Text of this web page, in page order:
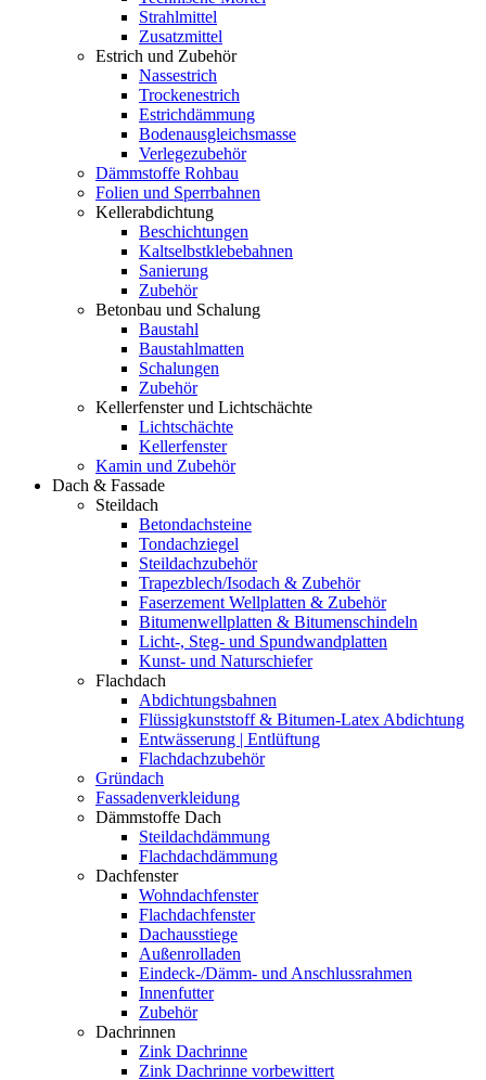
Strahlmittel
Zusatzmittel
Estrich und Zubehör
Nassestrich
Trockenestrich
Estrichdämmung
Bodenausgleichsmasse
Verlegezubehör
Dämmstoffe Rohbau
Folien und Sperrbahnen
Kellerabdichtung
Beschichtungen
Kaltselbstklebebahnen
Sanierung
Zubehör
Betonbau und Schalung
Baustahl
Baustahlmatten
Schalungen
Zubehör
Kellerfenster und Lichtschächte
Lichtschächte
Kellerfenster
Kamin und Zubehör
Dach & Fassade
Steildach
Betondachsteine
Tondachziegel
Steildachzubehör
Trapezblech/Isodach & Zubehör
Faserzement Wellplatten & Zubehör
Bitumenwellplatten & Bitumenschindeln
Licht-, Steg- und Spundwandplatten
Kunst- und Naturschiefer
Flachdach
Abdichtungsbahnen
Flüssigkunststoff & Bitumen-Latex Abdichtung
Entwässerung | Entlüftung
Flachdachzubehör
Gründach
Fassadenverkleidung
Dämmstoffe Dach
Steildachdämmung
Flachdachdämmung
Dachfenster
Wohndachfenster
Flachdachfenster
Dachausstiege
Außenrolladen
Eindeck-/Dämm- und Anschlussrahmen
Innenfutter
Zubehör
Dachrinnen
Zink Dachrinne
Zink Dachrinne vorbewittert